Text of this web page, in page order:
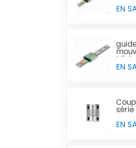
OEM
EN
H
EN
série
EN